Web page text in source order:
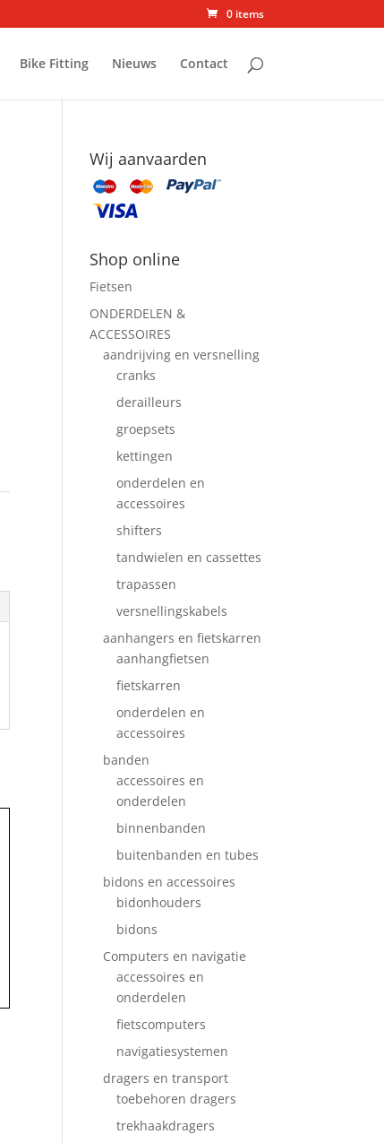
0 items
Bike Fitting Nieuws Contact
Wij aanvaarden
Shop online
Fietsen
ONDERDELEN &
ACCESSOIRES
aandrijving en versnelling
cranks
derailleurs
groepsets
kettingen
onderdelen en
accessoires
shifters
tandwielen en cassettes
trapassen
versnellingskabels
aanhangers en fietskarren
aanhangfietsen
fietskarren
onderdelen en
accessoires
banden
accessoires en
onderdelen
binnenbanden
buitenbanden en tubes
bidons en accessoires
bidonhouders
bidons
Computers en navigatie
accessoires en
onderdelen
fietscomputers
navigatiesystemen
dragers en transport
toebehoren dragers
trekhaakdragers